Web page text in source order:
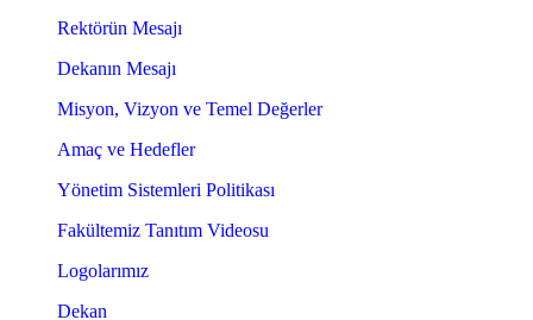
Rektörün Mesajı
Dekanın Mesajı
Misyon, Vizyon ve Temel Değerler
Amaç ve Hedefler
Yönetim Sistemleri Politikası
Fakültemiz Tanıtım Videosu
Logolarımız
Dekan